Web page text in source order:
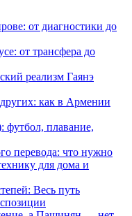
от диагностики до
от трансфера до
реализм Гаянэ
как в Армении
футбол, плавание,
перевода: что нужно
для дома и
Весь путь